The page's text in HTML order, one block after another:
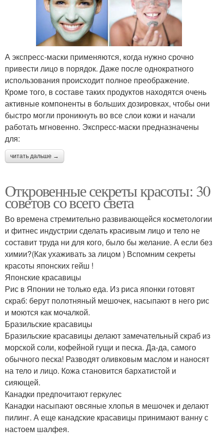
А экспресс-маски применяются, когда нужно срочно
привести лицо в порядок. Даже после однократного
использования происходит полное преображение.
Кроме того, в составе таких продуктов находятся очень
активные компоненты в больших дозировках, чтобы они
быстро могли проникнуть во все слои кожи и начали
работать мгновенно. Экспресс-маски предназначены
для:
читать дальше →
Откровенные секреты красоты: 30
советов со всего света
Во времена стремительно развивающейся косметологии
и фитнес индустрии сделать красивым лицо и тело не
составит труда ни для кого, было бы желание. А если без
химии?(Как ухаживать за лицом ) Вспомним секреты
красоты японских гейш !
Японские красавицы
Рис в Японии не только еда. Из риса японки готовят
скраб: берут полотняный мешочек, насыпают в него рис
и моются как мочалкой.
Бразильские красавицы
Бразильские красавицы делают замечательный скраб из
морской соли, кофейной гущи и песка. Да-да, самого
обычного песка! Разводят оливковым маслом и наносят
на тело и лицо. Кожа становится бархатистой и
сияющей.
Канадки предпочитают геркулес
Канадки насыпают овсяные хлопья в мешочек и делают
пилинг. А еще канадские красавицы принимают ванну с
настоем шалфея.